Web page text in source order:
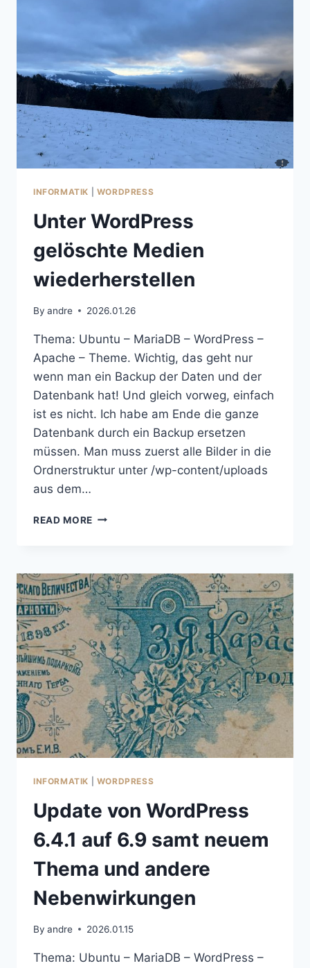
ALS
TRAININGSFEHLER
INFORMATIK WORDPRESS
Unter WordPress
gelöschte Medien
wiederherstellen
By andre 2026.01.26
Thema: Ubuntu – MariaDB – WordPress –
Apache – Theme. Wichtig, das geht nur
wenn man ein Backup der Daten und der
Datenbank hat! Und gleich vorweg, einfach
ist es nicht. Ich habe am Ende die ganze
Datenbank durch ein Backup ersetzen
müssen. Man muss zuerst alle Bilder in die
Ordnerstruktur unter /wp-content/uploads
aus dem…
READ MORE UNTER
WIEDERHERSTELLEN
INFORMATIK WORDPRESS
Update von WordPress
6.4.1 auf 6.9 samt neuem
Thema und andere
Nebenwirkungen
By andre 2026.01.15
Thema: Ubuntu – MariaDB – WordPress –